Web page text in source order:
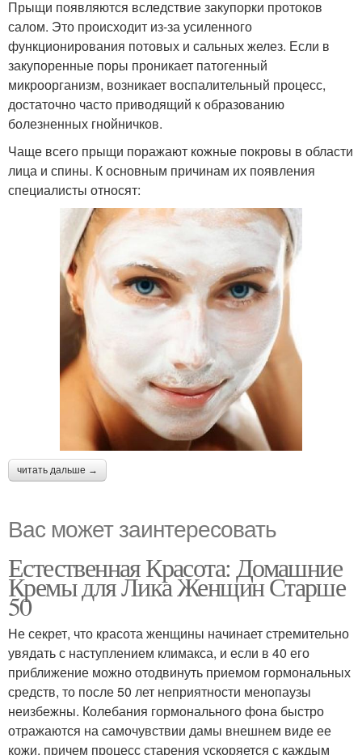
Прыщи появляются вследствие закупорки протоков
салом. Это происходит из-за усиленного
функционирования потовых и сальных желез. Если в
закупоренные поры проникает патогенный
микроорганизм, возникает воспалительный процесс,
достаточно часто приводящий к образованию
болезненных гнойничков.
Чаще всего прыщи поражают кожные покровы в области
лица и спины. К основным причинам их появления
специалисты относят:
читать дальше →
Вас может заинтересовать
Естественная Красота: Домашние
Кремы для Лика Женщин Старше
50
Не секрет, что красота женщины начинает стремительно
увядать с наступлением климакса, и если в 40 его
приближение можно отодвинуть приемом гормональных
средств, то после 50 лет неприятности менопаузы
неизбежны. Колебания гормонального фона быстро
отражаются на самочувствии дамы внешнем виде ее
кожи, причем процесс старения ускоряется с каждым